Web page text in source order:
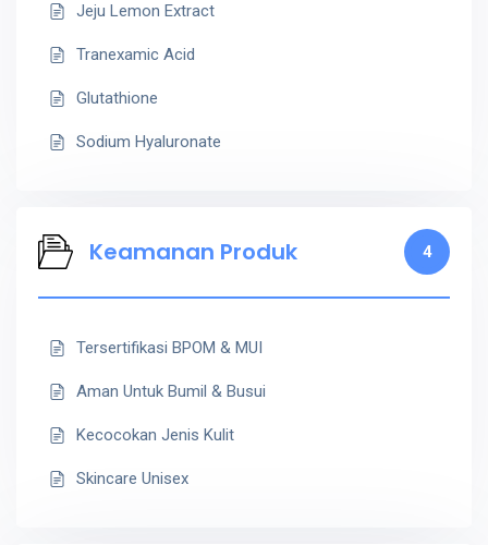
Jeju Lemon Extract
Tranexamic Acid
Glutathione
Sodium Hyaluronate
Keamanan Produk 4
Tersertifikasi BPOM & MUI
Aman Untuk Bumil & Busui
Kecocokan Jenis Kulit
Skincare Unisex